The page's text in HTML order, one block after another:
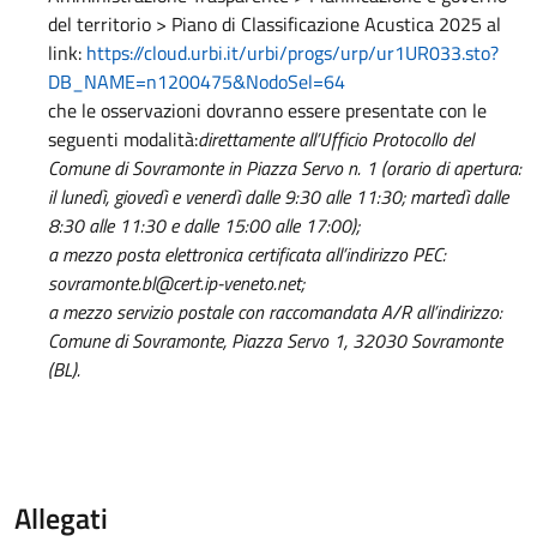
del territorio > Piano di Classificazione Acustica 2025 al
link: https://cloud.urbi.it/urbi/progs/urp/ur1UR033.sto?
DB_NAME=n1200475&NodoSel=64
che le osservazioni dovranno essere presentate con le
seguenti modalità:direttamente all’Ufficio Protocollo del
Comune di Sovramonte in Piazza Servo n. 1 (orario di apertura:
il lunedì, giovedì e venerdì dalle 9:30 alle 11:30; martedì dalle
8:30 alle 11:30 e dalle 15:00 alle 17:00);
a mezzo posta elettronica certificata all’indirizzo PEC:
sovramonte.bl@cert.ip-veneto.net;
a mezzo servizio postale con raccomandata A/R all’indirizzo:
Comune di Sovramonte, Piazza Servo 1, 32030 Sovramonte
(BL).
Allegati